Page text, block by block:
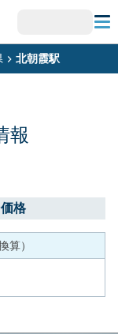
北朝霞駅
報
格
算）